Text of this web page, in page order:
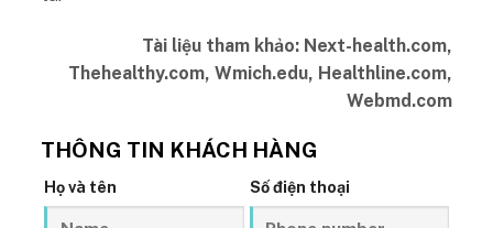
Tài liệu tham khảo: Next-health.com,
Thehealthy.com, Wmich.edu, Healthline.com,
Webmd.com
THÔNG TIN KHÁCH HÀNG
Họ và tên Số điện thoại